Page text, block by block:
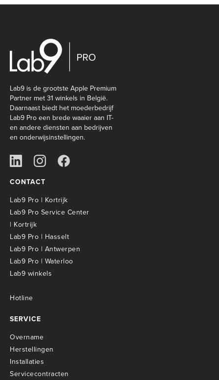
Lab9 is de grootste Apple Premium
Partner met 31 winkels in België.
Daarnaast biedt het moederbedrijf
Lab9 Pro een brede waaier aan IT-
en andere diensten aan bedrijven
en onderwijsinstellingen.
CONTACT
Lab9 Pro | Kortrijk
Lab9 Pro Service Center
| Kortrijk
Lab9 Pro | Hasselt
Lab9 Pro | Antwerpen
Lab9 Pro | Waterloo
Lab9 winkels
Hotline
SERVICE
Overname
Herstellingen
Installaties
Servicecontracten